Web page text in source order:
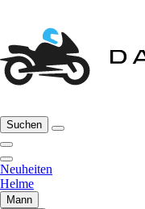
Suchen
Neuheiten
Helme
Mann